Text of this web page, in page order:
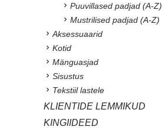
Puuvillased padjad (A-Z)
Mustrilised padjad (A-Z)
Aksessuaarid
Kotid
Mänguasjad
Sisustus
Tekstiil lastele
KLIENTIDE LEMMIKUD
KINGIIDEED